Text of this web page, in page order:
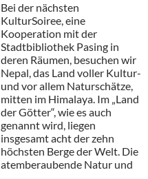
Bei der nächsten
KulturSoiree, eine
Kooperation mit der
Stadtbibliothek Pasing in
deren Räumen, besuchen wir
Nepal, das Land voller Kultur-
und vor allem Naturschätze,
mitten im Himalaya. Im „Land
der Götter“, wie es auch
genannt wird, liegen
insgesamt acht der zehn
höchsten Berge der Welt. Die
atemberaubende Natur und